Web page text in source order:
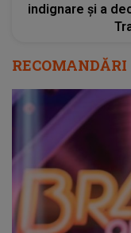
indignare și a
RECOMANDĂRI